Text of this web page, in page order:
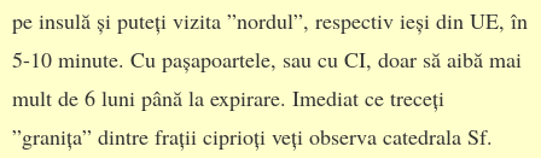
pe insulă și puteți vizita ”nordul”, respectiv ieși din UE, în
5-10 minute. Cu pașapoartele, sau cu CI, doar să aibă mai
mult de 6 luni până la expirare. Imediat ce treceți
”granița” dintre frații ciprioți veți observa catedrala Sf.